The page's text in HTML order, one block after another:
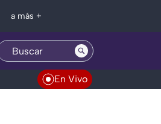
a más +
En Vivo